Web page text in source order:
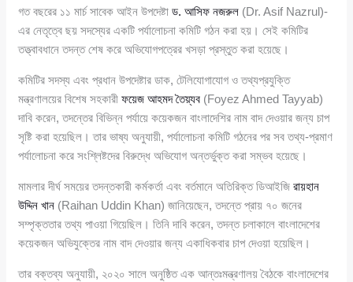
গত বছরের ১১ মার্চ সাবেক আইন উপদেষ্টাড. আসিফ নজরুল (Dr. Asif Nazrul)-
এর নেতৃত্বে ছয় সদস্যের একটি পর্যালোচনা কমিটি গঠন করা হয়। সেই কমিটির
তত্ত্বাবধানে তদন্ত শেষ করে অভিযোগপত্রের খসড়া প্রস্তুত করা হয়েছে।
কমিটির সদস্য এবং প্রধান উপদেষ্টার ডাক, টেলিযোগাযোগ ও তথ্যপ্রযুক্তি
মন্ত্রণালয়ের বিশেষ সহকারীফয়েজ আহমদ তৈয়্যব (Foyez Ahmed Tayyab)
দাবি করেন, তদন্তের বিভিন্ন পর্যায়ে কয়েকজন বাংলাদেশির নাম বাদ দেওয়ার জন্য চাপ
সৃষ্টি করা হয়েছিল। তার ভাষ্য অনুযায়ী, পর্যালোচনা কমিটি গঠনের পর সব তথ্য-প্রমাণ
পর্যালোচনা করে সংশ্লিষ্টদের বিরুদ্ধে অভিযোগ অন্তর্ভুক্ত করা সম্ভব হয়েছে।
মামলার দীর্ঘ সময়ের তদন্তকারী কর্মকর্তা এবং বর্তমানে অতিরিক্ত ডিআইজিরায়হান
উদ্দিন খান (Raihan Uddin Khan) জানিয়েছেন, তদন্তে প্রায় ৭০ জনের
সম্পৃক্ততার তথ্য পাওয়া গিয়েছিল। তিনি দাবি করেন, তদন্ত চলাকালে বাংলাদেশের
কয়েকজন অভিযুক্তের নাম বাদ দেওয়ার জন্য একাধিকবার চাপ দেওয়া হয়েছিল।
তার বক্তব্য অনুযায়ী, ২০২০ সালে অনুষ্ঠিত এক আন্তঃমন্ত্রণালয় বৈঠকে বাংলাদেশের